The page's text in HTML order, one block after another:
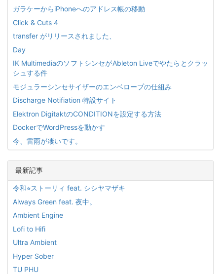
ガラケーからiPhoneへのアドレス帳の移動
Click & Cuts 4
transfer がリリースされました、
Day
IK MultimediaのソフトシンセがAbleton Liveでやたらとクラッ
シュする件
モジュラーシンセサイザーのエンベロープの仕組み
Discharge Notifiation 特設サイト
Elektron DigitaktのCONDITIONを設定する方法
DockerでWordPressを動かす
今、雷雨が凄いです。
最新記事
令和⭐︎ストーリィ feat. シシヤマザキ
Always Green feat. 夜中。
Ambient Engine
Lofi to Hifi
Ultra Ambient
Hyper Sober
TU PHU